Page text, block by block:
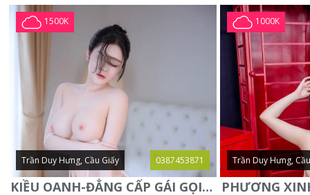
1500K
Trần Duy Hưng, Cầu Giấy 0387453871
KIỀU OANH-ĐẲNG CẤP GÁI GỌI XINH SANG-NGOAN NGOÃN
1000K
Trần Duy Hưng,